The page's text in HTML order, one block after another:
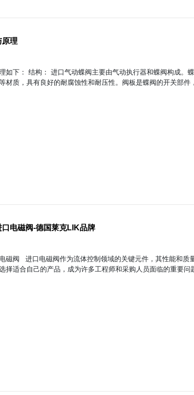
理
蝶板）、阀座、阀杆等组件。阀
材质，具有良好的耐腐蚀性和耐压性。阀板是蝶阀的开关部件
，阀座和阀板之间的密封圈起到关键作用，确保阀门在关闭时能够实现良好
电磁阀-德国莱克LIK品牌
和效率。在众多品牌和型
择适合自己的产品，成为许多工程师和采购人员面临的重要问